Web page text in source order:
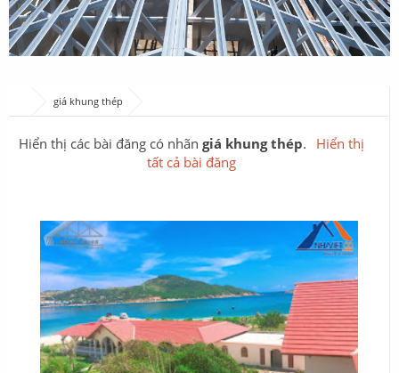
giá khung thép
Hiển thị các bài đăng có nhãngiá khung thép.
Hiển thị
tất cả bài đăng